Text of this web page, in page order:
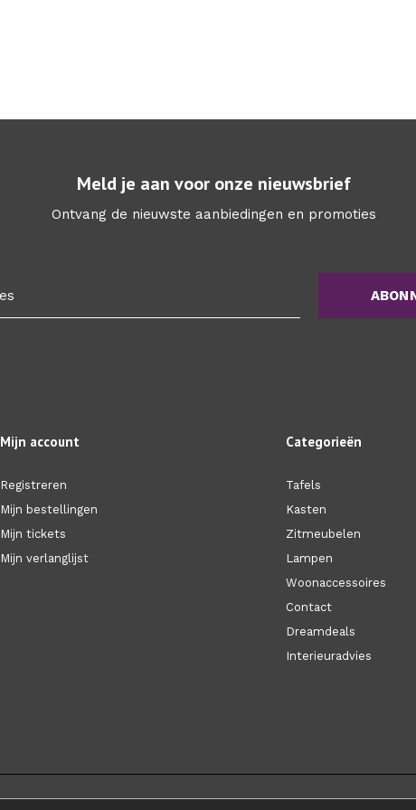
Meld je aan voor onze nieuwsbrief
Ontvang de nieuwste aanbiedingen en promoties
Mijn account
Registreren
Mijn bestellingen
Mijn tickets
Mijn verlanglijst
Categorieën
Tafels
Kasten
Zitmeubelen
Lampen
Woonaccessoires
Contact
Dreamdeals
Interieuradvies